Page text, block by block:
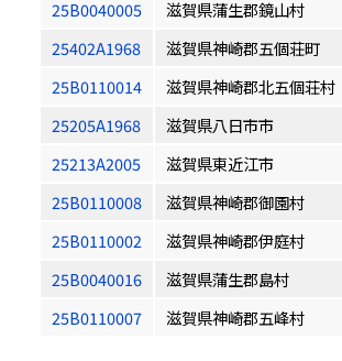
25B0040005
滋賀県蒲生郡鏡山村
25402A1968
滋賀県神崎郡五個荘町
25B0110014
滋賀県神崎郡北五個荘村
25205A1968
滋賀県八日市市
25213A2005
滋賀県東近江市
25B0110008
滋賀県神崎郡御園村
25B0110002
滋賀県神崎郡伊庭村
25B0040016
滋賀県蒲生郡島村
25B0110007
滋賀県神崎郡五峰村